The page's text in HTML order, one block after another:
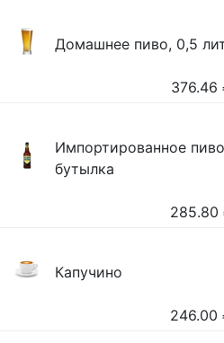
Домашнее пиво, 0,5
376.46
Импортированное
бутылка
285.80
Капучино
246.00